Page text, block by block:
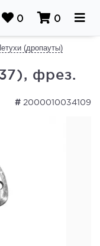
0 0
(дропауты)
фрез.
# 2000010034109